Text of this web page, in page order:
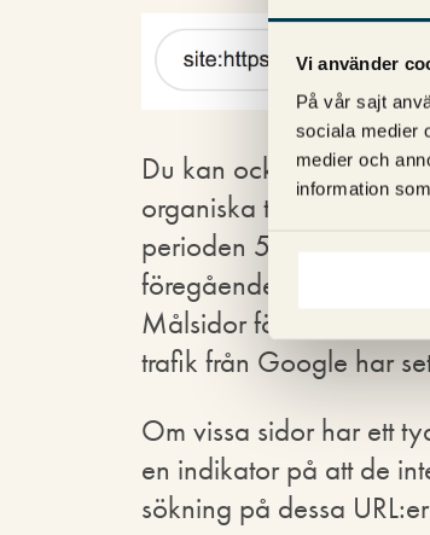
Vi använder
På vår sajt
sociala medier
medier och
information
Du kan också kolla i
organiska trafiken från
perioden 5-7 april
föregående vecka. Du
Målsidor för att få en
trafik från Google har
Om vissa sidor har ett
en indikator på att de
sökning på dessa